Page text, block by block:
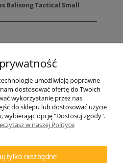
Balisong Tactical Small
umożliwiają poprawne
dostosować ofertę do Twoich
wykorzystanie przez nas
do sklepu lub dostosować użycie
wybierając opcję "Dostosuj zgody".
w naszej Polityce
tylko niezbędne